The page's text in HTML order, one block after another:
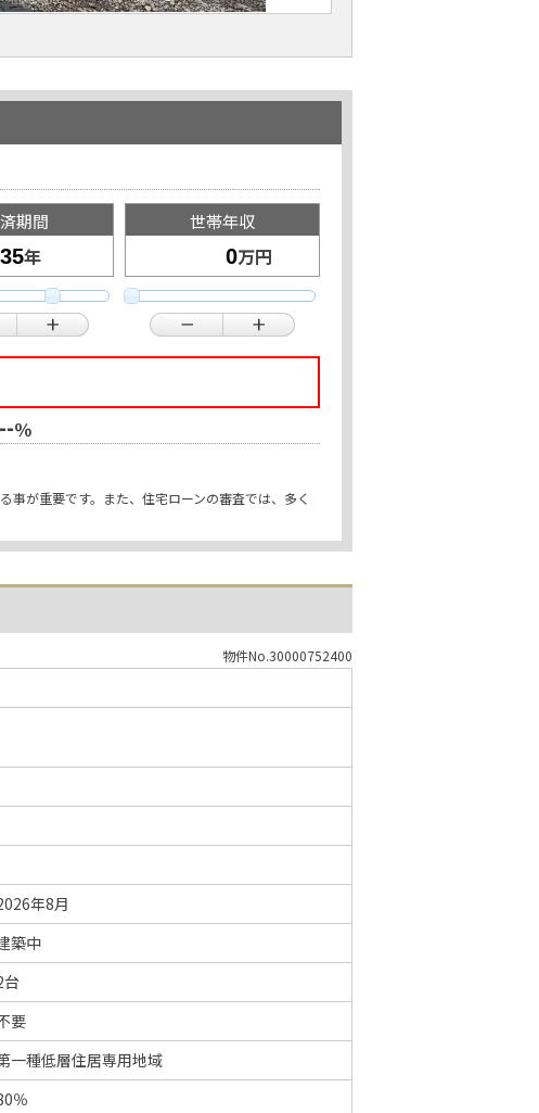
期間
年
世帯年収
万円
--％
が重要です。また、住宅ローンの審査では、多く
物件No.30000752400
年8月
築中
台
要
一種低層住居専用地域
％